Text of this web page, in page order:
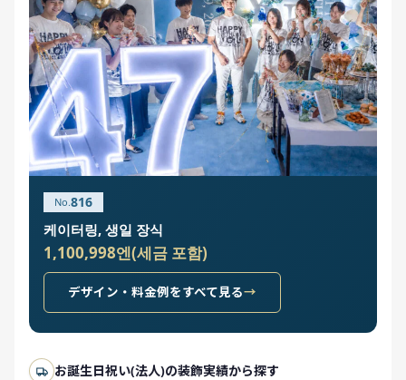
816
케이터링, 생일 장식
1,100,998엔(세금 포함)
デザイン・料金例をすべて見る
お誕生日祝い(法人)の装飾実績から探す